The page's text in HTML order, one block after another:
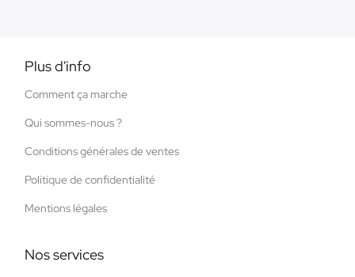
Plus d'info
Comment ça marche
Qui sommes-nous ?
Conditions générales de ventes
Politique de confidentialité
Mentions légales
Nos services